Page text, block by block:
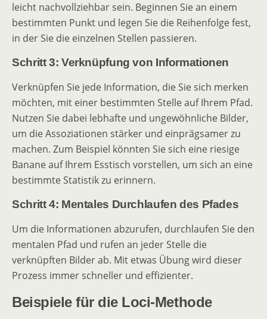
leicht nachvollziehbar sein. Beginnen Sie an einem
bestimmten Punkt und legen Sie die Reihenfolge fest,
in der Sie die einzelnen Stellen passieren.
Schritt 3: Verknüpfung von Informationen
Verknüpfen Sie jede Information, die Sie sich merken
möchten, mit einer bestimmten Stelle auf Ihrem Pfad.
Nutzen Sie dabei lebhafte und ungewöhnliche Bilder,
um die Assoziationen stärker und einprägsamer zu
machen. Zum Beispiel könnten Sie sich eine riesige
Banane auf Ihrem Esstisch vorstellen, um sich an eine
bestimmte Statistik zu erinnern.
Schritt 4: Mentales Durchlaufen des Pfades
Um die Informationen abzurufen, durchlaufen Sie den
mentalen Pfad und rufen an jeder Stelle die
verknüpften Bilder ab. Mit etwas Übung wird dieser
Prozess immer schneller und effizienter.
Beispiele für die Loci-Methode